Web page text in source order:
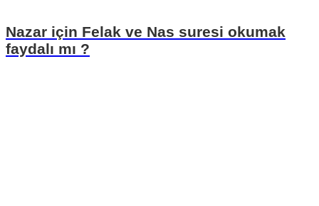
Nazar için Felak ve Nas suresi okumak
faydalı mı ?